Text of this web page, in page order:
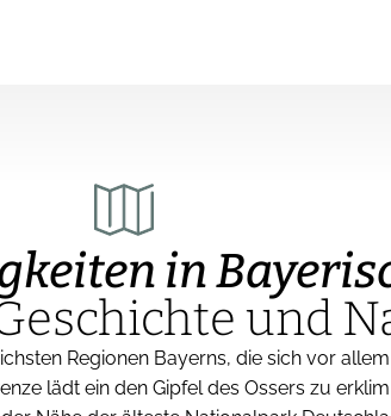
in
und
Regionen Bayerns, die sich vor
lädt ein den Gipfel des Ossers zu